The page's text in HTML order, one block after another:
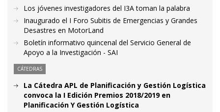
Los jóvenes investigadores del I3A toman la palabra
Inaugurado el I Foro Subitis de Emergencias y Grandes
Desastres en MotorLand
Boletín informativo quincenal del Servicio General de
Apoyo a la Investigación - SAI
CÁTEDRAS
La Cátedra APL de Planificación y Gestión Logística
convoca la I Edición Premios 2018/2019 en
Planificación Y Gestión Logística